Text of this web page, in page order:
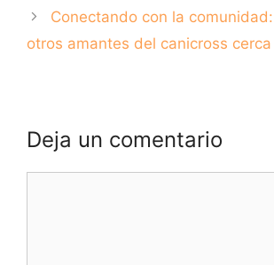
Conectando con la
otros amantes del canicross
Deja un comentario